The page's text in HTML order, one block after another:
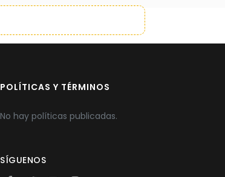
POLÍTICAS Y TÉRMINOS
No hay políticas publicadas.
SÍGUENOS